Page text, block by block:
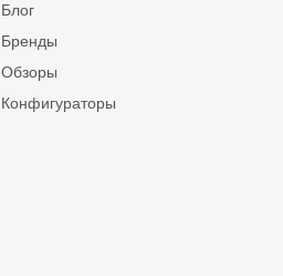
Блог
Бренды
Обзоры
Конфигураторы